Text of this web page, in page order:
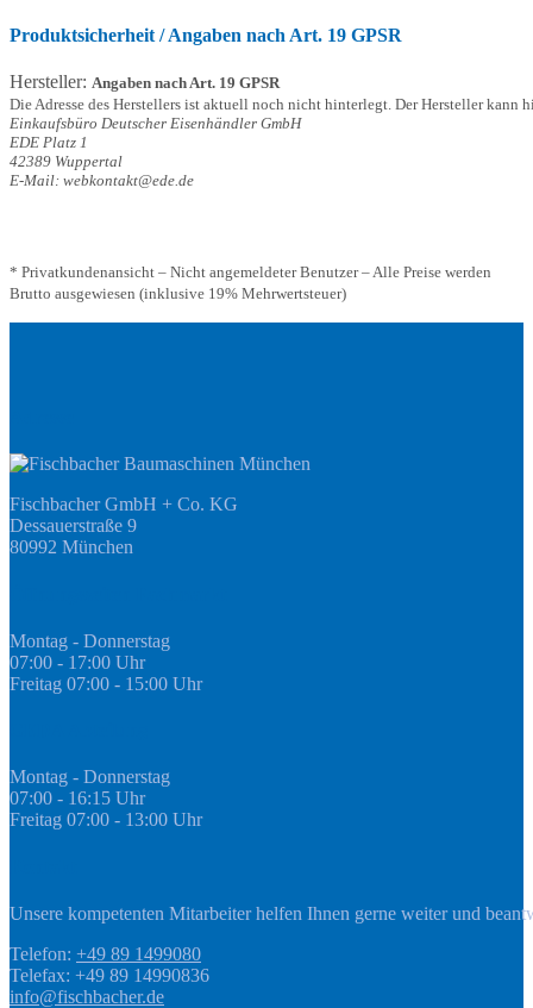
Produktsicherheit / Angaben nach Art. 19 GPSR
Hersteller: Angaben nach Art. 19 GPSR
Die Adresse des Herstellers ist aktuell noch nicht hinterlegt. Der Hersteller kann
Einkaufsbüro Deutscher Eisenhändler GmbH
EDE Platz 1
42389 Wuppertal
E-Mail: webkontakt@ede.de
* Privatkundenansicht – Nicht angemeldeter Benutzer – Alle Preise werden
Brutto ausgewiesen (inklusive 19% Mehrwertsteuer)
Fischbacher GmbH + Co. KG
Dessauerstraße 9
80992 München
Montag - Donnerstag
07:00 - 17:00 Uhr
Freitag 07:00 - 15:00 Uhr
Montag - Donnerstag
07:00 - 16:15 Uhr
Freitag 07:00 - 13:00 Uhr
Unsere kompetenten Mitarbeiter helfen Ihnen gerne weiter und
Telefon: +49 89 1499080
Telefax: +49 89 14990836
info@fischbacher.de